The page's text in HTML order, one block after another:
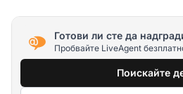
Готови ли сте да
Пробвайте LiveAgent
Поискайте